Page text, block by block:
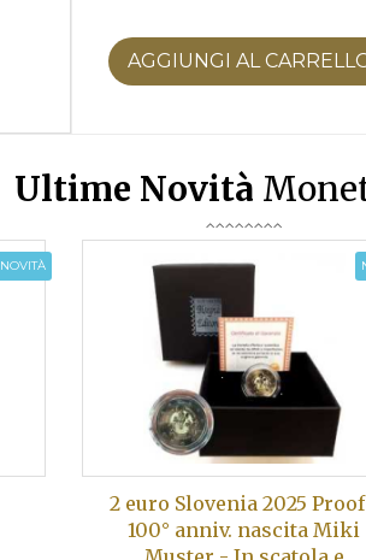
AGGIUNGI AL
Ultime Novità
NOVITÀ
2 euro Slovenia 2025
100° anniv. nascita Miki